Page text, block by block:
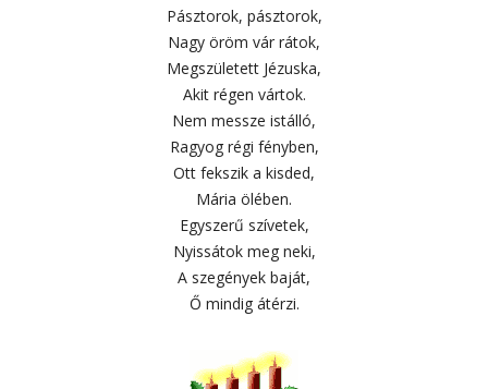
Pásztorok, pásztorok,
Nagy öröm vár rátok,
Megszületett Jézuska,
Akit régen vártok.
Nem messze istálló,
Ragyog régi fényben,
Ott fekszik a kisded,
Mária ölében.
Egyszerű szívetek,
Nyissátok meg neki,
A szegények baját,
Ő mindig átérzi.